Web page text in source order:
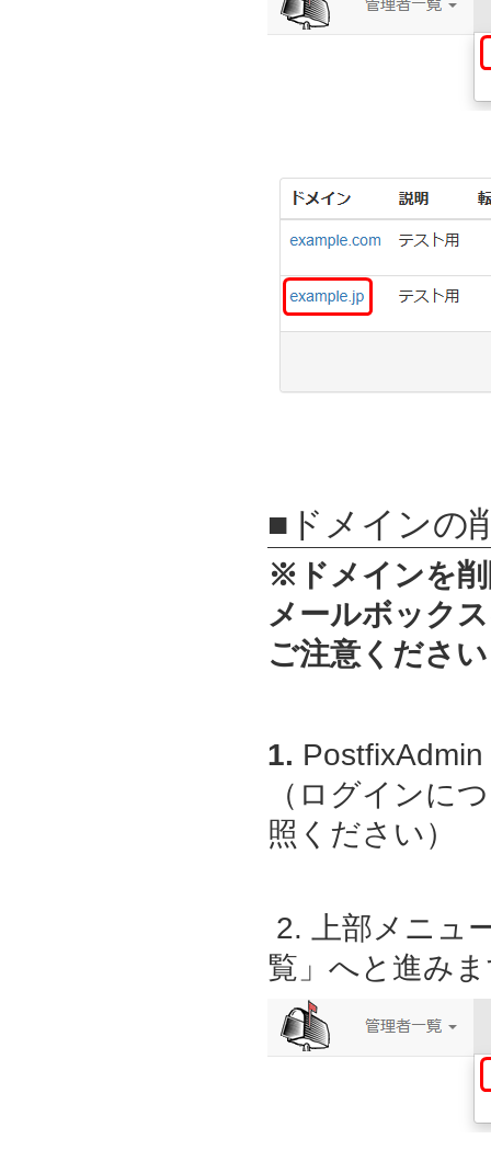
■ドメインの
※ドメインを
メールボック
ご注意ください
1. PostfixAdmin
（ログインに
照ください）
2. 上部メニュ
覧」へと進み